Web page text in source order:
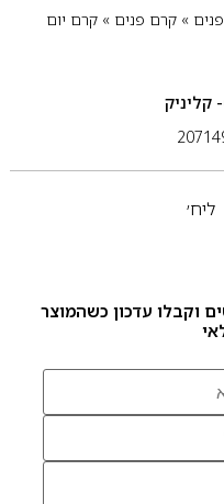
» קרם פנים» קרם יום
ליח׳
וקבלו עדכון כשהמוצר